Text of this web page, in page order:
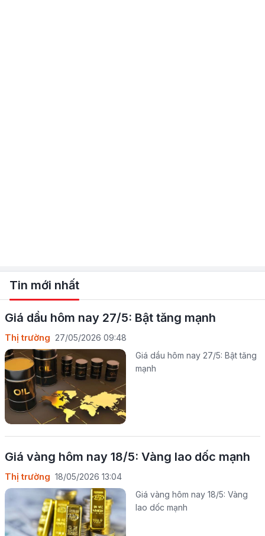
Tin mới nhất
Giá dầu hôm nay 27/5: Bật tăng mạnh
Thị trường 27/05/2026 09:48
Giá dầu hôm nay 27/5: Bật tăng
mạnh
Giá vàng hôm nay 18/5: Vàng lao dốc mạnh
Thị trường 18/05/2026 13:04
Giá vàng hôm nay 18/5: Vàng
lao dốc mạnh